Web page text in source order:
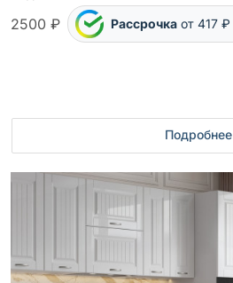
2500 ₽ Рассрочка от 417 ₽
Подробнее